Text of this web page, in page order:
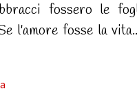
fossero le
l'amore fosse la